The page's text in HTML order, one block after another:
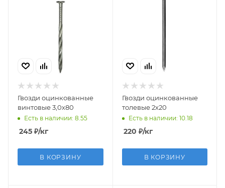
Гвозди оцинкованные
винтовые 3,0х80
Есть в наличии: 8.55
245 ₽/кг
В КОРЗИНУ
Гвозди оцинкованные
толевые 2х20
Есть в наличии: 10.18
220 ₽/кг
В КОРЗИНУ